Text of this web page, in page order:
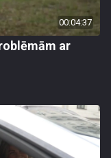
00:04:37
ar